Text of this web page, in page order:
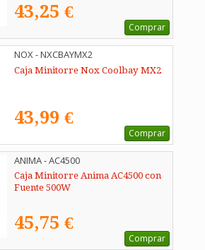
43,25 €
Comprar
NOX - NXCBAYMX2
Caja Minitorre Nox Coolbay MX2
43,99 €
Comprar
ANIMA - AC4500
Caja Minitorre Anima AC4500 con
Fuente 500W
45,75 €
Comprar